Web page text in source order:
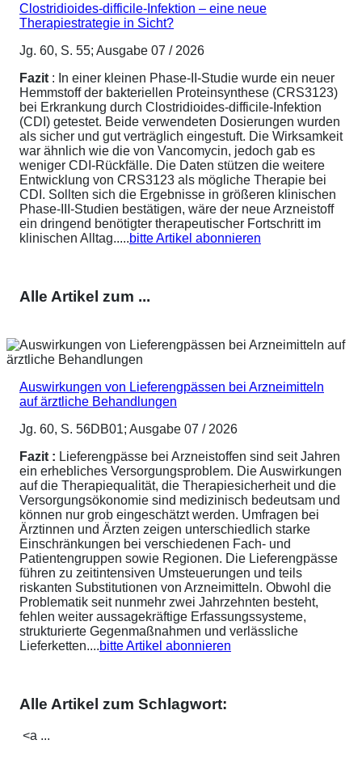
Clostridioides-difficile-Infektion – eine neue
Therapiestrategie in Sicht?
Jg. 60, S. 55; Ausgabe 07 / 2026
Fazit : In einer kleinen Phase-II-Studie wurde ein neuer
Hemmstoff der bakteriellen Proteinsynthese (CRS3123)
bei Erkrankung durch Clostridioides-difficile-Infektion
(CDI) getestet. Beide verwendeten Dosierungen wurden
als sicher und gut verträglich eingestuft. Die Wirksamkeit
war ähnlich wie die von Vancomycin, jedoch gab es
weniger CDI-Rückfälle. Die Daten stützen die weitere
Entwicklung von CRS3123 als mögliche Therapie bei
CDI. Sollten sich die Ergebnisse in größeren klinischen
Phase-III-Studien bestätigen, wäre der neue Arzneistoff
ein dringend benötigter therapeutischer Fortschritt im
klinischen Alltag.....bitte Artikel abonnieren
Alle Artikel zum ...
Auswirkungen von Lieferengpässen bei Arzneimitteln
auf ärztliche Behandlungen
Jg. 60, S. 56DB01; Ausgabe 07 / 2026
Fazit : Lieferengpässe bei Arzneistoffen sind seit Jahren
ein erhebliches Versorgungsproblem. Die Auswirkungen
auf die Therapiequalität, die Therapiesicherheit und die
Versorgungsökonomie sind medizinisch bedeutsam und
können nur grob eingeschätzt werden. Umfragen bei
Ärztinnen und Ärzten zeigen unterschiedlich starke
Einschränkungen bei verschiedenen Fach- und
Patientengruppen sowie Regionen. Die Lieferengpässe
führen zu zeitintensiven Umsteuerungen und teils
riskanten Substitutionen von Arzneimitteln. Obwohl die
Problematik seit nunmehr zwei Jahrzehnten besteht,
fehlen weiter aussagekräftige Erfassungssysteme,
strukturierte Gegenmaßnahmen und verlässliche
Lieferketten....bitte Artikel abonnieren
Alle Artikel zum Schlagwort:
<a ...